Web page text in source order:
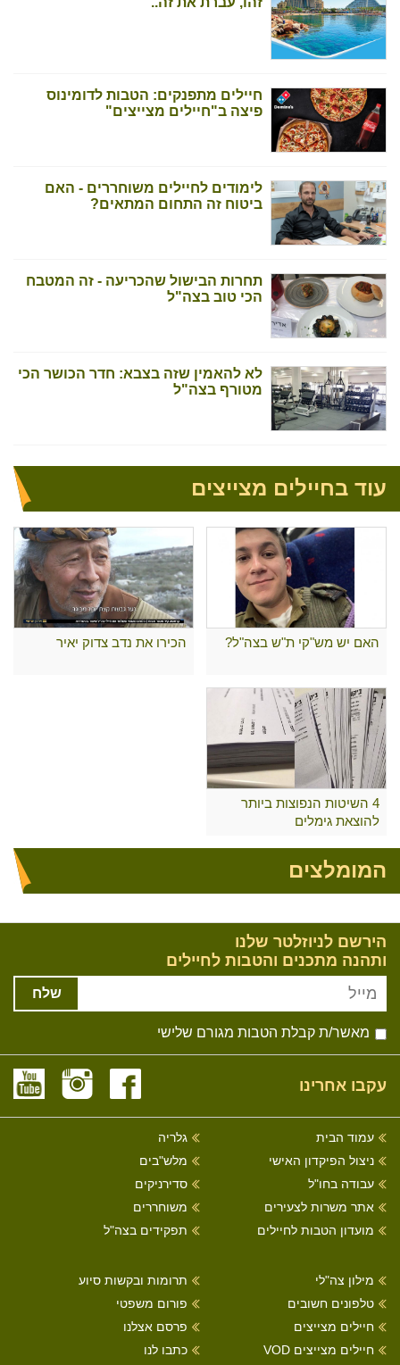
חיילים מתפנקים: הטבות לדומינוס
פיצה ב"חיילים מצייצים"
לימודים לחיילים משוחררים - האם
ביטוח זה התחום המתאים?
תחרות הבישול שהכריעה - זה המטבח
הכי טוב בצה"ל
לא להאמין שזה בצבא: חדר הכושר הכי
מטורף בצה"ל
עוד בחיילים מצייצים
האם יש מש"קי ת"ש בצה"ל? הכירו את נדב צדוק יאיר
4 השיטות הנפוצות ביותר
להוצאת גימלים
המומלצים
הירשם לניוזלטר שלנו
ותהנה מתכנים והטבות לחיילים
שלח
מאשר/ת קבלת הטבות מגורם שלישי
עקבו אחרינו
עמוד הבית
ניצול הפיקדון האישי
עבודה בחו"ל
אתר משרות לצעירים
מועדון הטבות לחיילים
גלריה
מלש"בים
סדירניקים
משוחררים
תפקידים בצה"ל
מילון צה"לי
טלפונים חשובים
חיילים מצייצים
חיילים מצייצים VOD
תרומות ובקשות סיוע
פורום משפטי
פרסם אצלנו
כתבו לנו